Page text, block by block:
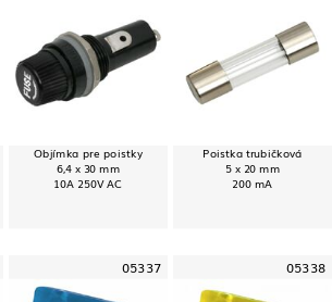
Objímka pre poistky
6,4 x 30 mm
10A 250V AC
Poistka trubičková
5 x 20 mm
200 mA
05337 05338